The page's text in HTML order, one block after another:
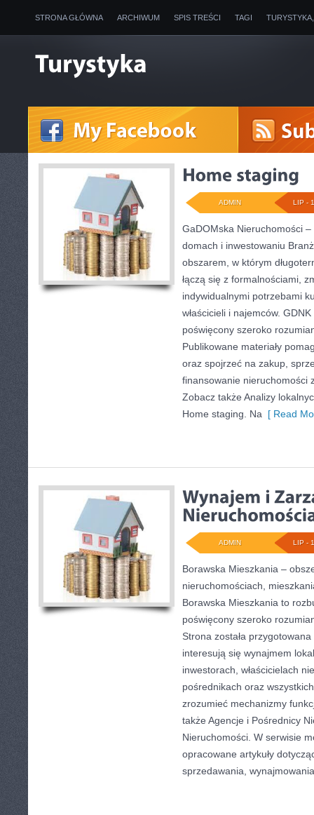
STRONA GŁÓWNA ARCHIWUM SPIS TREŚCI TAGI
LIP -
ADMIN
GaDOMska Nieruchomości
domach i inwestowaniu
obszarem, w którym
łączą się z formalnościami,
indywidualnymi potrzebami
właścicieli i najemców.
poświęcony szeroko
Publikowane materiały
oraz spojrzeć na zakup,
finansowanie nieruchomości
Zobacz także Analizy
Home staging. Na [ Read
LIP -
ADMIN
Borawska Mieszkania –
nieruchomościach,
Borawska Mieszkania to
poświęcony szeroko
Strona została
interesują się wynajmem
inwestorach, właścicielach
pośrednikach oraz
zrozumieć mechanizmy
także Agencje i Pośrednicy
Nieruchomości. W serwisie
opracowane artykuły
sprzedawania, wynajmowania